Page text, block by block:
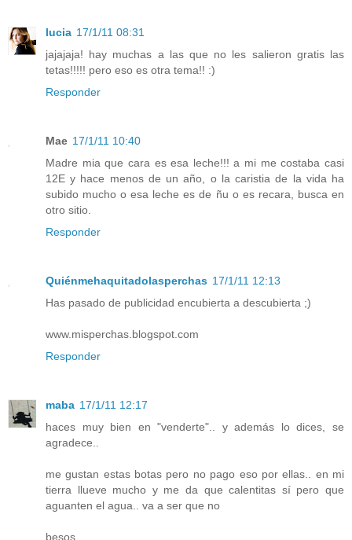
lucia 17/1/11 08:31
jajajaja! hay muchas a las que no les salieron gratis las
tetas!!!!! pero eso es otra tema!! :)
Responder
Mae 17/1/11 10:40
Madre mia que cara es esa leche!!! a mi me costaba casi
12E y hace menos de un año, o la caristia de la vida ha
subido mucho o esa leche es de ñu o es recara, busca en
otro sitio.
Responder
Quiénmehaquitadolasperchas 17/1/11 12:13
Has pasado de publicidad encubierta a descubierta ;)
www.misperchas.blogspot.com
Responder
maba 17/1/11 12:17
haces muy bien en "venderte".. y además lo dices, se
agradece..
me gustan estas botas pero no pago eso por ellas.. en mi
tierra llueve mucho y me da que calentitas sí pero que
aguanten el agua.. va a ser que no
besos